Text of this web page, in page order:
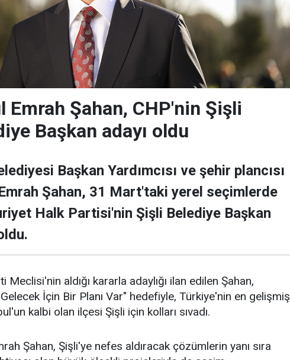
Emrah Şahan, CHP'nin Şişli
Başkan adayı oldu
Başkan Yardımcısı ve şehir plancısı
Şahan, 31 Mart'taki yerel seçimlerde
Halk Partisi'nin Şişli Belediye Başkan
Meclisi'nin aldığı kararla adaylığı ilan edilen Şahan,
İçin Bir Planı Var" hedefiyle, Türkiye'nin en gelişmiş
kalbi olan ilçesi Şişli için kolları sıvadı.
Şahan, Şişli'ye nefes aldıracak çözümlerin yanı sıra